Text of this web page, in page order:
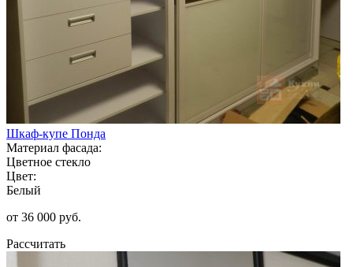
Шкаф-купе Понда
Материал фасада:
Цветное стекло
Цвет:
Белый
от 36 000 руб.
Рассчитать